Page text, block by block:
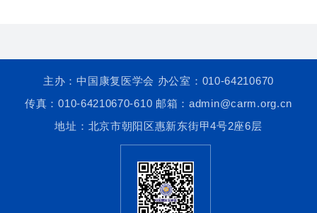
主办：中国康复医学会 办公室：010-64210670
传真：010-64210670-610 邮箱：admin@carm.org.cn
地址：北京市朝阳区惠新东街甲4号2座6层